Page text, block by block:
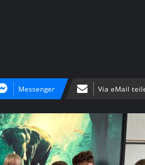
Messenger Via eMail